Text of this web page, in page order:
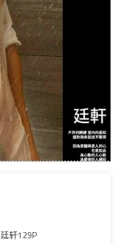
轩129P